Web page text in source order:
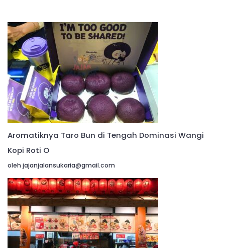
Aromatiknya Taro Bun di Tengah Dominasi Wangi
Kopi Roti O
oleh jajanjalansukaria@gmail.com